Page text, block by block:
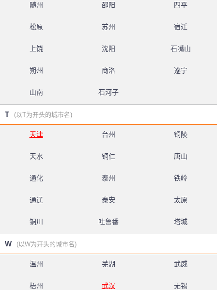
随州 邵阳 四平
松原 苏州 宿迁
上饶 沈阳 石嘴山
朔州 商洛 遂宁
山南 石河子
T (以T为开头的城市名)
天津 台州 铜陵
天水 铜仁 唐山
通化 泰州 铁岭
通辽 泰安 太原
铜川 吐鲁番 塔城
W (以W为开头的城市名)
温州 芜湖 武威
梧州 武汉 无锡